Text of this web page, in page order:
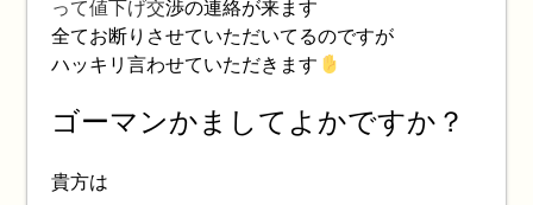
って値下げ交渉の連絡が来ます
全てお断りさせていただいてるのですが
ハッキリ言わせていただきます
ゴーマンかましてよかですか？
貴方は